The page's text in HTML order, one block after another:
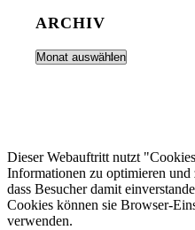
ARCHIV
Dieser Webauftritt nutzt
Informationen zu optimieren und
dass Besucher damit
Cookies können sie Browser-
verwenden.